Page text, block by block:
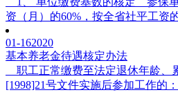
资（月）的60%，按全省社平工资
01-162020
基本养老金待遇核定办法
职工正常缴费至法定退休年龄、
[1998]21号文件实施后参加工作的